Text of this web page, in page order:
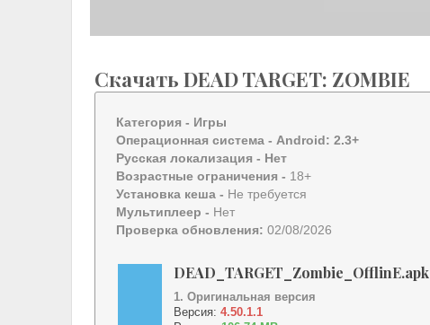
Скачать DEAD TARGET: ZOMBIE
Категория - Игры
Операционная система - Android: 2.3+
Русская локализация - Нет
Возрастные ограничения - 18+
Установка кеша - Не требуется
Мультиплеер - Нет
Проверка обновления: 02/08/2026
DEAD_TARGET_Zombie_OfflinE.apk
1. Оригинальная версия
Версия: 4.50.1.1